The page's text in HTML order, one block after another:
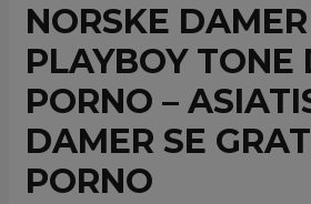
NORSKE
PLAYBOY TONE
PORNO –
DAMER SE
PORNO